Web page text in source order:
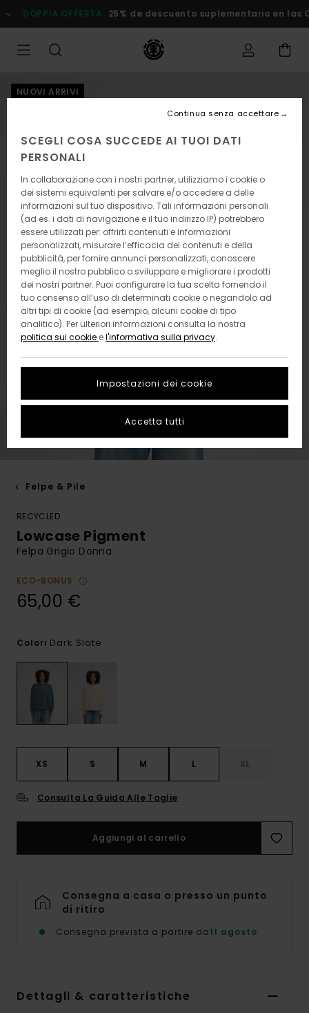
alle
informazioni
prodotto
DOPPIA OFFERTA 25% de descuento suplementario en las
NUOVI ARRIVI
Felpe & Pile
RECYCLED
Lowcase Pigment
Felpa Grigio Donna
ECO-BONUS
65,00 €
Colori Dark Slate
XS S M L XL
Consulta La Guida Alle Taglie
Aggiungi al carrello
Consegna a casa o presso un punto
di ritiro
Consegna prevista a partire da11 agosto
Dettagli & caratteristiche
SCEGLI COSA SUCCEDE AI TUOI DATI
PERSONALI
In collaborazione con i nostri partner, utilizziamo i cookie o
dei sistemi equivalenti per salvare e/o accedere a delle
informazioni sul tuo dispositivo. Tali informazioni personali
(ad es. i dati di navigazione e il tuo indirizzo IP) potrebbero
essere utilizzati per: offrirti contenuti e informazioni
personalizzati, misurare l’efficacia dei contenuti e della
pubblicità, per fornire annunci personalizzati, conoscere
meglio il nostro pubblico o sviluppare e migliorare i prodotti
dei nostri partner. Puoi configurare la tua scelta fornendo il
tuo consenso all’uso di determinati cookie o negandolo ad
altri tipi di cookie (ad esempio, alcuni cookie di tipo
analitico). Per ulteriori informazioni consulta la nostra
politica sui cookie el'informativa sulla privacy.
Impostazioni dei cookie
Continua senza accettare
Accetta tutti